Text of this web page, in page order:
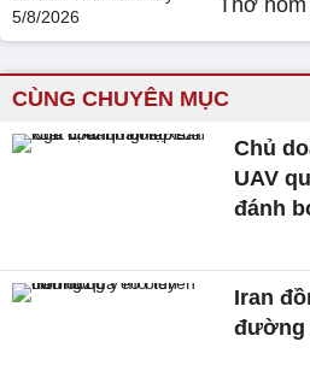
Thơ
CÙNG CHUYÊN MỤC
Chủ
UAV
đánh
Iran
đường